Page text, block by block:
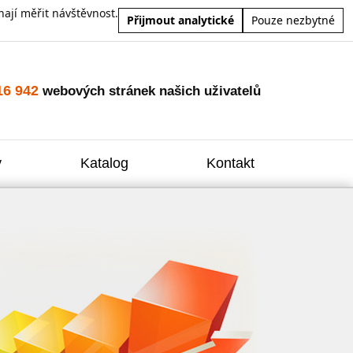
měřit návštěvnost.
Přijmout analytické Pouze nezbytné
942 webových stránek našich uživatelů
Katalog Kontakt